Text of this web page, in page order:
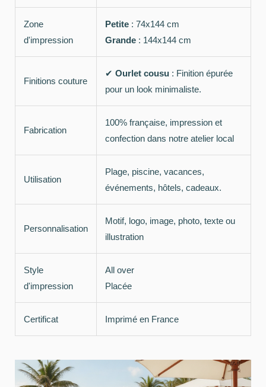
Zone
d'impression
Petite : 74x144 cm
Grande : 144x144 cm
Finitions couture
✔ Ourlet cousu : Finition épurée
pour un look minimaliste.
Fabrication
100% française, impression et
confection dans notre atelier local
Utilisation
Plage, piscine, vacances,
événements, hôtels, cadeaux.
Personnalisation
Motif, logo, image, photo, texte ou
illustration
Style
d'impression
All over
Placée
Certificat Imprimé en France